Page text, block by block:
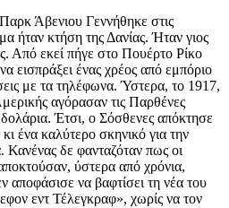
τότε μια ανεκτίμητη βοήθεια από τον Μπεν. Ένας στρατός από μηχανικούς της ΙΤΤ εργάστηκε με απίστευτους ρυθμούς στα εργαστήρια για να παράγει το huff-duff, ένα ραντάρ υψηλών συχνοτήτων για τον εντοπισμό γερμανικών υποβρυχίων. Μ’ αυτήν και μ’ άλλες καλές υπηρεσίες που πρόσφερε, και με τις υποσχέσεις για στενή συνεργασία στο μέλλον, το Πεντάγωνο λησμόνησε πως η ΙΤΤ ήταν η κατασκευάστρια εταιρεία των βομβαρδιστικών FOCKE-WULF. Από την πλευρά του, ο Τομ Μπλέικ, πρώην γραμματέας Τύπου του Ρούσβελτ, έκανε μια εκπληκτική δουλειά για να απομακρύνει την κακοσμία που είχε αφήσει η ΙΤΤ στην Ουάσινγκτον. Με τον Τύπο υπό την εποπτεία του και τα εκατομμύρια του Μπεν στη διάθεσή του, κατάφερε να παρουσιάσει την ΙΤΤ, στα τέλη του ’47, ως ένα θύμα του Δευτέρου Παγκοσμίου Πολέμου. Ο συνταγματάρχης Μπεν πέθανε το 1957, εβδομήντα πέντε ετών. Ο Χάρολντ Τζίνιν ανέλαβε την προεδρία της ΙΤΤ το 1959. Ήταν άλλη πάστα ανθρώπου. Είχε κάνει κλητήρας στη Γουόλ Στριτ. Δεν χρειαζόταν έπιπλα Λουδοβίκου Δέκατου Τέταρτου μήτε γάλλους μαγείρους. Γεννημένος στο Λονδίνο και μεγαλωμένος στις Ηνωμένες Πολιτείες, ήταν γόνος ενός ρώσου μουσικού και μιας μετανιωμένης Πορτογαλίδας, που παρίστανε τη Βρετανίδα. Πώς προφερόταν το όνομά του; Γκουίνιν, Γκινίν, Γενίν...; Προφερόταν με Γκ όπως God; Στην πραγματικότητα προφερόταν Τζίνιν, με τζ όπως τζίνι. Προικισμένος από μικρός με μια απίθανη ικανότητα να αποθηκεύει και να χωνεύει αριθμούς, έφτιαχνε με τα ψηφία μια κρυστάλλινη σφαίρα για να διαβάζει μέσα της τα μελλούμενα. Ποτέ δεν έκανε το λογιστή, ούτε τον επαληθευτή ισολογισμών, όπως νόμιζαν μερικοί. Ήταν, απλώς, ένας επιτυχημένος αριθμομάντης. Οι διευθυντές της Ιντερνάσιοναλ Τέλεφον εντ Τέλεγραφ τον διάλεξαν για την προεδρία, γιατί γνώριζαν πως ήταν ένας έμπειρος μπίζνεσμαν. Δεν ήξεραν, όμως, ότι είχαν επιλέξει τον τέλειο αντικαταστάτη του συνταγματάρχη Μπεν. Τα μεταπολεμικά χρόνια είχαν πια δείξει πως η Μπελ Επόκ αποτελούσε παρελθόν. Οι μέθοδοι του συνταγματάρχη αποδείχτηκαν απαρχαιωμένες σ’ εκείνον τον ταραγμένο από την κρίση κόσμο. Και οι αριθμοί του Τζίνιν ήταν το μαγικό ραβδάκι με το οποίο η ΙΤΤ θα αντιμετώπιζε τα θυελλώδη χρόνια της δεκαετίας του ’60. Είχε περάσει πια η εποχή των γαλαντόμων επιχειρήσεων με τους πολυτελείς καθρέφτες και τους τάπητες. Ο Τζίνιν έδωσε ένα ισχυρό χτύπημα στην παλιά φρουρά του Μπεν. Από το ’61 κιόλας, τους ανάγκασε να μετακομίσουν, εγκαταλείποντας το γοτθικό παλάτι του συνταγματάρχη. Ξεφορτώθηκε το απόθεμα σαμπάνιας, τον Πιέρ, τον Πίο τον Ενδέκατο και το γάλλο μάγειρα και απαγόρεψε το κάπνισμα στα συμβούλια. Σιγά σιγά, εκείνος ο ανεξιχνίαστος και αυστηρός άνθρωπος έχτισε τον πιο αποτελεσματικό λαβύρινθο της ιστορίας στον οικονομικό έλεγχο επιχειρήσεων. Στο νέο ουρανοξύστη της Παρκ Άβενιου, από όροφο σε όροφο δεν έβλεπες τίποτ’ άλλο εκτός από γραφεία διοικητικών υπαλλήλων. Έλεγχοι και κόντρα έλεγχοι. Συμβούλια εβδομαδιαία για τον έλεγχο των πωλήσεων, μηνιαίες συσκέψεις για τον έλεγχο των διοικητικών στελεχών, ετήσιες συνεδριάσεις για τον έλεγχο του κόσμου. Ο Τζίνιν δεν ανεχόταν εκπλήξεις. Έπρεπε να είναι ενημερωμένος για τα πάντα. Από το γραφείο του στο δωδέκατο όροφο, του έφτανε να ρίξει μια ματιά στους φακέλους για να καταλάβει την πραγματική αξία και την προοπτική των προϊόντων και των υπηρεσιών που πουλούσε η ΙΤΤ σε κάθε γωνιά του πλανήτη. Υπήρξαν διευθυντές που το έσκασαν κατατρεγμένοι από αυτό το τέρας των αριθμών. Υπήρξαν εμφράγματα και παραιτήσεις. Η μηνιαία αναφορά στη διεύθυνση ήταν τόσο λεπτομερής και αναλυτική, που χρειάστηκε να δημιουργηθεί ένα ειδικό τμήμα για να τη συμπυκνώνει. Οι διευθυντές τραβούσαν τα μαλλιά τους, παλάβωναν, έπαιρναν πρόωρα τη σύνταξή τους, και τίποτα δεν μπορούσε να πιάσει απροετοίμαστο τον Τζίνιν. Και οι τζέντλεμεν υφιστάμενοί του αναγκάστηκαν να καταλάβουν καλά, πάρα πολύ καλά, ότι ο μίστερ Τζίνιν δεν ήθελε να βρεθεί ποτέ προ εκπλήξεως. Λίγους μήνες προτού ανέβει ο Τζίνιν στο θρόνο της ΙΤΤ, η Κουβανική Επανάσταση εθνικοποίησε την Τηλεφωνική Εταιρεία. Ήταν μία από τις πρώτες του σκοτούρες. Μια έκπληξη που επιβεβαίωσε το δικό του σκεπτικισμό για τη φαντασιόπληκτη παντογνωσία του συνταγματάρχη Μπεν. Στην κινούμενη άμμο του διεθνούς σκηνικού το ’59, η ΙΤΤ ήταν ένα πλοίο που παράδερνε χωρίς προορισμό. Αν το καλοσκεφτόταν κανείς, ο συνταγματάρχης δεν είχε φτιάξει κανενός είδους επιχειρηματική κατασκοπεία. Απλώς, είχε επωφεληθεί από την προνομιούχα θέση της εταιρείας στη παγκόσμια μετάδοση πληροφοριών. Ο Τζίνιν απαιτούσε να δράσει η ΙΤΤ με σοβαρό επίπεδο στρατηγικής κατασκοπείας. Καμία αλλαγή κυβέρνησης δεν έπρεπε να τους αιφνιδιάζει. Κανένας ανταγωνιστής να τους βγαίνει μπροστά. Καμία εκμεταλλεύσιμη καινοτομία δεν έπρεπε να τους είναι ξένη. Τον Μάρτιο του ’63, ο Τζίνιν είχε τελειοποιήσει τη Φιλοσοφία της Εξαγοράς. Ήταν μια εσωτερικής χρήσης Βίβλος, αποτέλεσμα τρεισήμισι χρόνων αναλύσεων και συλλογισμού. Είχε γίνει πρόεδρος της ΙΤΤ στα πενήντα τέσσερά του και είχε ήδη τριάντα χρόνια εμπειρίας σε μεγάλες επιχειρήσεις. Στο έργο του, Φιλ